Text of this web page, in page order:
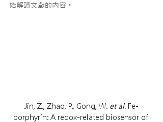
始解讀文獻的內容。
Jin, Z., Zhao, P., Gong, W. et al. Fe-
porphyrin: A redox-related biosensor of